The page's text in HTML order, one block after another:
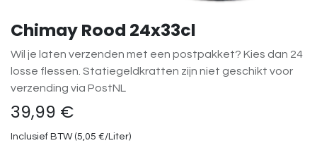
Chimay Rood 24x33cl
Wil je laten verzenden met een postpakket? Kies dan 24
losse flessen. Statiegeldkratten zijn niet geschikt voor
verzending via PostNL
39,99 €
Inclusief BTW (5,05 €/Liter)